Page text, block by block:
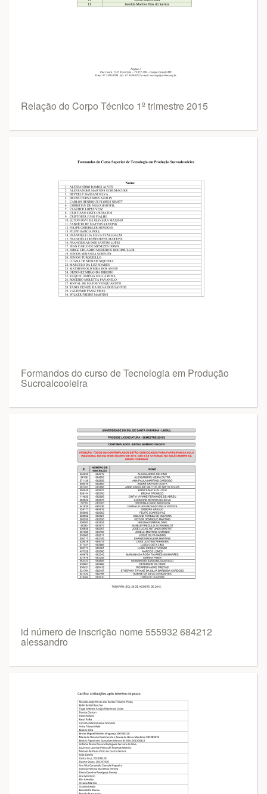
Relação do Corpo Técnico 1º trimestre 2015
Formandos do curso de Tecnologia em Produção
Sucroalcooleira
id número de inscrição nome 555932 684212
alessandro